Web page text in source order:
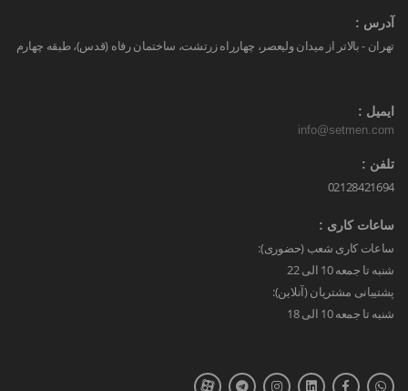
آدرس :
تهران - بالاتر از میدان ولیعصر، چهارراه زرتشت، ساختمان رفاه (قدس)، طبقه چهارم
ایمیل :
info@setmen.com
تلفن :
02128421694
ساعات کاری :
ساعات کاری شعب (حضوری):
شنبه تا جمعه 10 الی 22
پشتیبانی مشتریان (آنلاین):
شنبه تا جمعه 10 الی 18